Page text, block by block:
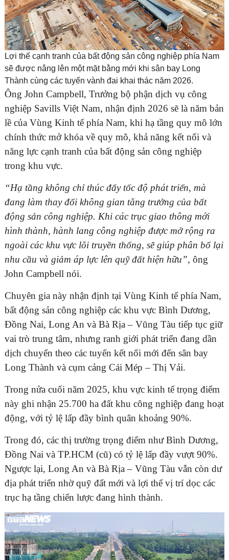
Lợi thế cạnh tranh của bất động sản công nghiệp phía Nam
sẽ được nâng lên một mặt bằng mới khi sân bay Long
Thành cùng các tuyến vành đai khai thác năm 2026.
Ông John Campbell, Trưởng bộ phận dịch vụ công
nghiệp Savills Việt Nam, nhận định 2026 sẽ là năm bản
lề của Vùng Kinh tế phía Nam, khi hạ tầng quy mô lớn
chính thức mở khóa về quy mô, khả năng kết nối và
năng lực cạnh tranh của bất động sản công nghiệp
trong khu vực.
“Hạ tầng không chỉ thúc đẩy tốc độ phát triển, mà
đang làm thay đổi không gian tăng trưởng của bất
động sản công nghiệp. Khi các trục giao thông mới
hình thành, hành lang công nghiệp được mở rộng ra
ngoài các khu vực lõi truyền thống, sẽ giúp phân bổ lại
nhu cầu và giảm áp lực lên quỹ đất hiện hữu”, ông
John Campbell nói.
Chuyên gia này nhận định tại Vùng Kinh tế phía Nam,
bất động sản công nghiệp các khu vực Bình Dương,
Đồng Nai, Long An và Bà Rịa – Vũng Tàu tiếp tục giữ
vai trò trung tâm, nhưng ranh giới phát triển đang dần
dịch chuyển theo các tuyến kết nối mới đến sân bay
Long Thành và cụm cảng Cái Mép – Thị Vải.
Trong nửa cuối năm 2025, khu vực kinh tế trọng điểm
này ghi nhận 25.700 ha đất khu công nghiệp đang hoạt
động, với tỷ lệ lấp đầy bình quân khoảng 90%.
Trong đó, các thị trường trọng điểm như Bình Dương,
Đồng Nai và TP.HCM (cũ) có tỷ lệ lấp đầy vượt 90%.
Ngược lại, Long An và Bà Rịa – Vũng Tàu vẫn còn dư
địa phát triển nhờ quỹ đất mới và lợi thế vị trí dọc các
trục hạ tầng chiến lược đang hình thành.
HOÀN THÀNH
Đăng ký tư vấn trực tiếp 24/7:
0835182528 - 0819151818